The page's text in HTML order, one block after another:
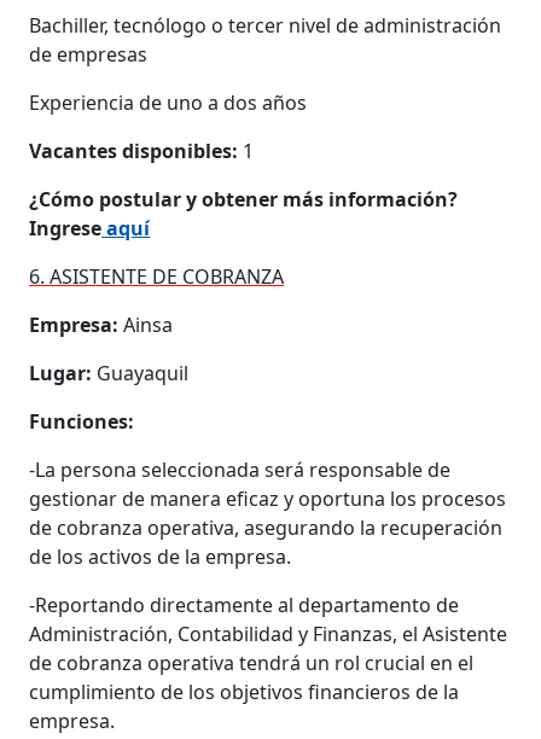
Bachiller, tecnólogo o tercer nivel de administración
de empresas
Experiencia de uno a dos años
Vacantes disponibles: 1
¿Cómo postular y obtener más información?
Ingreseaquí
6. ASISTENTE DE COBRANZA
Empresa:Ainsa
Lugar: Guayaquil
Funciones:
-La persona seleccionada será responsable de
gestionar de manera eficaz y oportuna los procesos
de cobranza operativa, asegurando la recuperación
de los activos de la empresa.
-Reportando directamente al departamento de
Administración, Contabilidad y Finanzas, el Asistente
de cobranza operativa tendrá un rol crucial en el
cumplimiento de los objetivos financieros de la
empresa.